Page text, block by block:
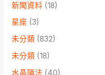
新聞資料 (18)
星座 (3)
未分類 (832)
未分類 (18)
水晶陣法 (40)